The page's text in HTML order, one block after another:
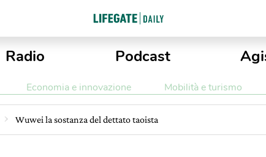
Radio Podcast
Economia e innovazione Mobilità e turismo
Wuwei la sostanza del dettato taoista